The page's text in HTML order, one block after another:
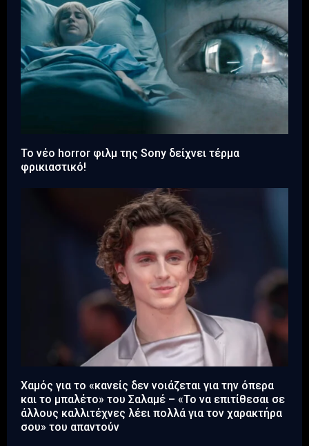
Το νέο horror φιλμ της Sony δείχνει τέρμα
φρικιαστικό!
Χαμός για το «κανείς δεν νοιάζεται για την όπερα
και το μπαλέτο» του Σαλαμέ – «Το να επιτίθεσαι σε
άλλους καλλιτέχνες λέει πολλά για τον χαρακτήρα
σου» του απαντούν